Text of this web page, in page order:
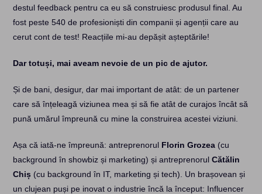
destul feedback pentru ca eu să construiesc produsul final. Au
fost peste 540 de profesioniști din companii și agenții care au
cerut cont de test! Reacțiile mi-au depășit așteptările!
Dar totuși, mai aveam nevoie de un pic de ajutor.
Și de bani, desigur, dar mai important de atât: de un partener
care să înțeleagă viziunea mea și să fie atât de curajos încât să
pună umărul împreună cu mine la construirea acestei viziuni.
Așa că iată-ne împreună: antreprenorul Florin Grozea (cu
background în showbiz și marketing) și antreprenorulCătălin
Chiș (cu background în IT, marketing și tech). Un brașovean și
un clujean puși pe inovat o industrie încă la început: Influencer